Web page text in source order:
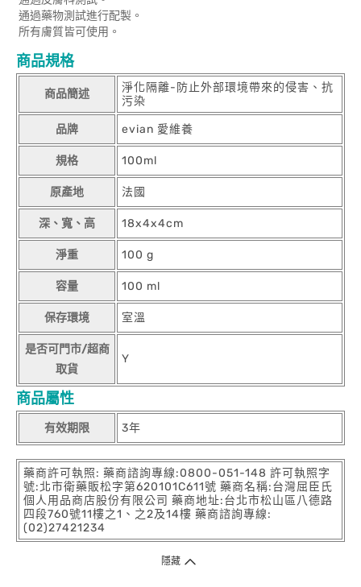
通過藥物測試進行配製。
所有膚質皆可使用。
商品規格
商品簡述
淨化隔離-防止外部環境帶來的侵害、抗
污染
品牌 evian 愛維養
規格 100ml
原產地 法國
深、寬、高 18x4x4cm
淨重 100 g
容量 100 ml
保存環境 室溫
是否可門市/超商
取貨
Y
商品屬性
有效期限 3年
藥商許可執照: 藥商諮詢專線:0800-051-148 許可執照字
號:北市衛藥販松字第620101C611號 藥商名稱:台灣屈臣氏
個人用品商店股份有限公司 藥商地址:台北市松山區八德路
四段760號11樓之1、之2及14樓 藥商諮詢專線:
(02)27421234
隱藏